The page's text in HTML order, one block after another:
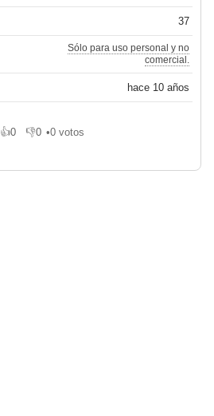
37
Sólo para uso personal y no
comercial.
hace 10 años
👍0
Me gusta
👎0
No me gusta
•0 votos